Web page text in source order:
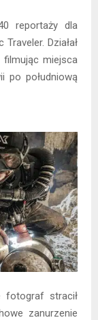
reportaży dla
Działał
filmując miejsca
po południową
fotograf stracił
zanurzenie